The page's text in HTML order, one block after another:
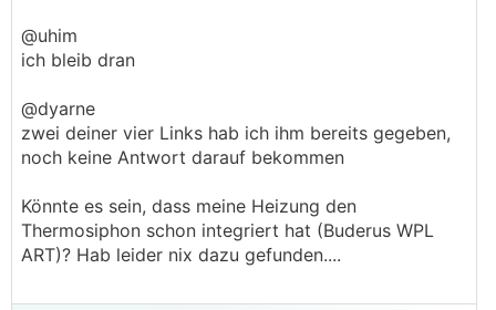
@uhim
ich bleib dran
@dyarne
zwei deiner vier Links hab ich ihm bereits gegeben,
noch keine Antwort darauf bekommen
Könnte es sein, dass meine Heizung den
Thermosiphon schon integriert hat (Buderus WPL
ART)? Hab leider nix dazu gefunden....